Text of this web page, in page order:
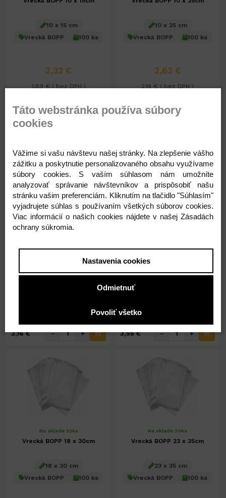
10 x 15 cm
Vrecká BOPP
100 ks
2,32 €
1,89 € ( bez DPH )
2,32 € - +
10 x 25 cm
Vrecká BOPP
100 ks
2,63 €
2,14 € ( bez DPH )
2,63 € -
Na sklade 38ks
Vrecká BOPP 15 x 25cm
100 ks
3,16 € - +
Na sklade 63ks
Vrecká BOPP 15 x 30cm
Vrecká BOPP
3,55 € - +
Na sklade 33ks
Vrecká BOPP 18 x 30cm
18 x 30 cm
Vrecká BOPP
100 ks
Na sklade 30ks
Vrecká BOPP 23 x 35cm
23 x 35 cm
Vrecká BOPP
100 ks
Táto webstránka používa súbory
cookies
Vážime si vašu návštevu našej stránky. Na zlepšenie vášho
zážitku a poskytnutie personalizovaného obsahu využívame
súbory cookies. S vaším súhlasom nám umožníte
analyzovať správanie návštevníkov a prispôsobiť našu
stránku vašim preferenciám. Kliknutím na tlačidlo "Súhlasím"
vyjadrujete súhlas s používaním všetkých súborov cookies.
Viac informácií o našich cookies nájdete v našej Zásadách
ochrany súkromia.
Nastavenia cookies
Odmietnuť
Povoliť všetko